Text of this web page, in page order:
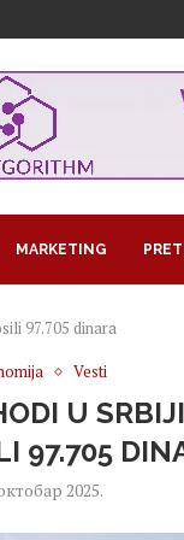
MARKETING
97.705 dinara
Vesti
U
97.705
2025.